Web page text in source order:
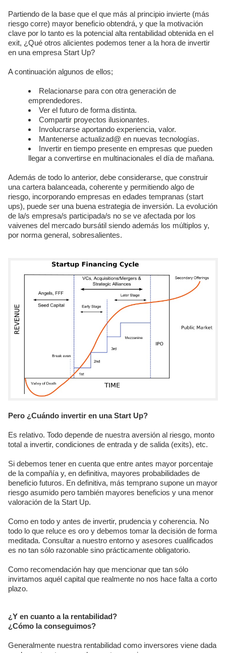
Partiendo de la base que el que más al principio invierte (más
riesgo corre) mayor beneficio obtendrá, y que la motivación
clave por lo tanto es la potencial alta rentabilidad obtenida en el
exit, ¿Qué otros alicientes podemos tener a la hora de invertir
en una empresa Start Up?
A continuación algunos de ellos;
Relacionarse para con otra generación de
emprendedores.
Ver el futuro de forma distinta.
Compartir proyectos ilusionantes.
Involucrarse aportando experiencia, valor.
Mantenerse actualizad@ en nuevas tecnologías.
Invertir en tiempo presente en empresas que pueden
llegar a convertirse en multinacionales el día de mañana.
Además de todo lo anterior, debe considerarse, que construir
una cartera balanceada, coherente y permitiendo algo de
riesgo, incorporando empresas en edades tempranas (start
ups), puede ser una buena estrategia de inversión. La evolución
de la/s empresa/s participada/s no se ve afectada por los
vaivenes del mercado bursátil siendo además los múltiplos y,
por norma general, sobresalientes.
Pero ¿Cuándo invertir en una Start Up?
Es relativo. Todo depende de nuestra aversión al riesgo, monto
total a invertir, condiciones de entrada y de salida (exits), etc.
Si debemos tener en cuenta que entre antes mayor porcentaje
de la compañía y, en definitiva, mayores probabilidades de
beneficio futuros. En definitiva, más temprano supone un mayor
riesgo asumido pero también mayores beneficios y una menor
valoración de la Start Up.
Como en todo y antes de invertir, prudencia y coherencia. No
todo lo que reluce es oro y debemos tomar la decisión de forma
meditada. Consultar a nuestro entorno y asesores cualificados
es no tan sólo razonable sino prácticamente obligatorio.
Como recomendación hay que mencionar que tan sólo
invirtamos aquél capital que realmente no nos hace falta a corto
plazo.
¿Y en cuanto a la rentabilidad?
¿Cómo la conseguimos?
Generalmente nuestra rentabilidad como inversores viene dada